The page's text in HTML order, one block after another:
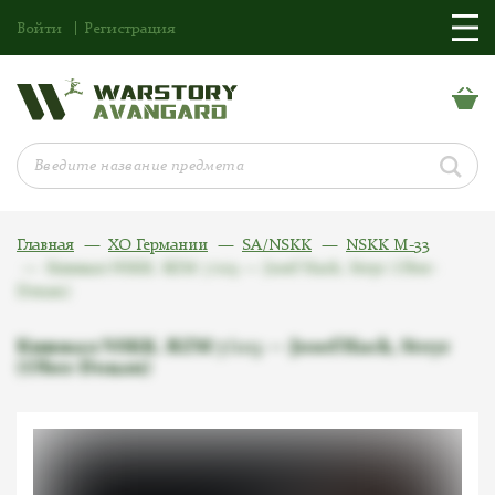
Войти Регистрация
Главная ХО Германии SA/NSKK
NSKK M-33
Кинжал NSKK. RZM 7/103 — Josef Hack, Steyr
(Ober-Donau)